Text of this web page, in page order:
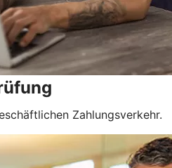
Zahlungsverkehr.